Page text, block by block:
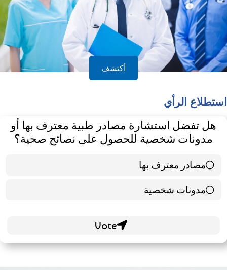
أكتشف
استطلاع الرأي
هل تفضل استشارة مصادر طبية معترف بها أو
مدونات شخصية للحصول على نصائح صحية؟
مصادر معترف بها
39 ( 65 % )
مدونات شخصية
21 ( 35 % )